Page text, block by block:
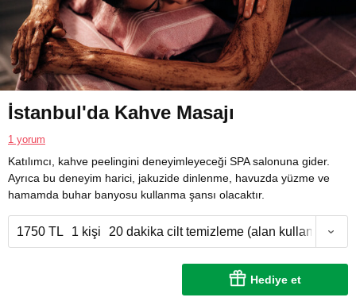
İstanbul'da Kahve Masajı
1 yorum
Katılımcı, kahve peelingini deneyimleyeceği SPA salonuna gider.
Ayrıca bu deneyim harici, jakuzide dinlenme, havuzda yüzme ve
hamamda buhar banyosu kullanma şansı olacaktır.
1750 TL 1 kişi 20 dakika cilt temizleme (alan kullanımı 2,5
Hediye et